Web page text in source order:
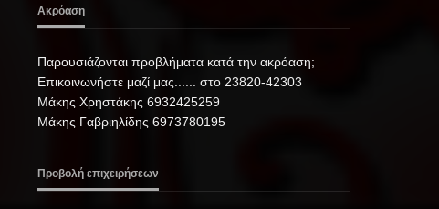
Ακρόαση
Παρουσιάζονται προβλήματα κατά την ακρόαση;
Επικοινωνήστε μαζί μας...... στο 23820-42303
Μάκης Χρηστάκης 6932425259
Μάκης Γαβριηλίδης 6973780195
Προβολή επιχειρήσεων